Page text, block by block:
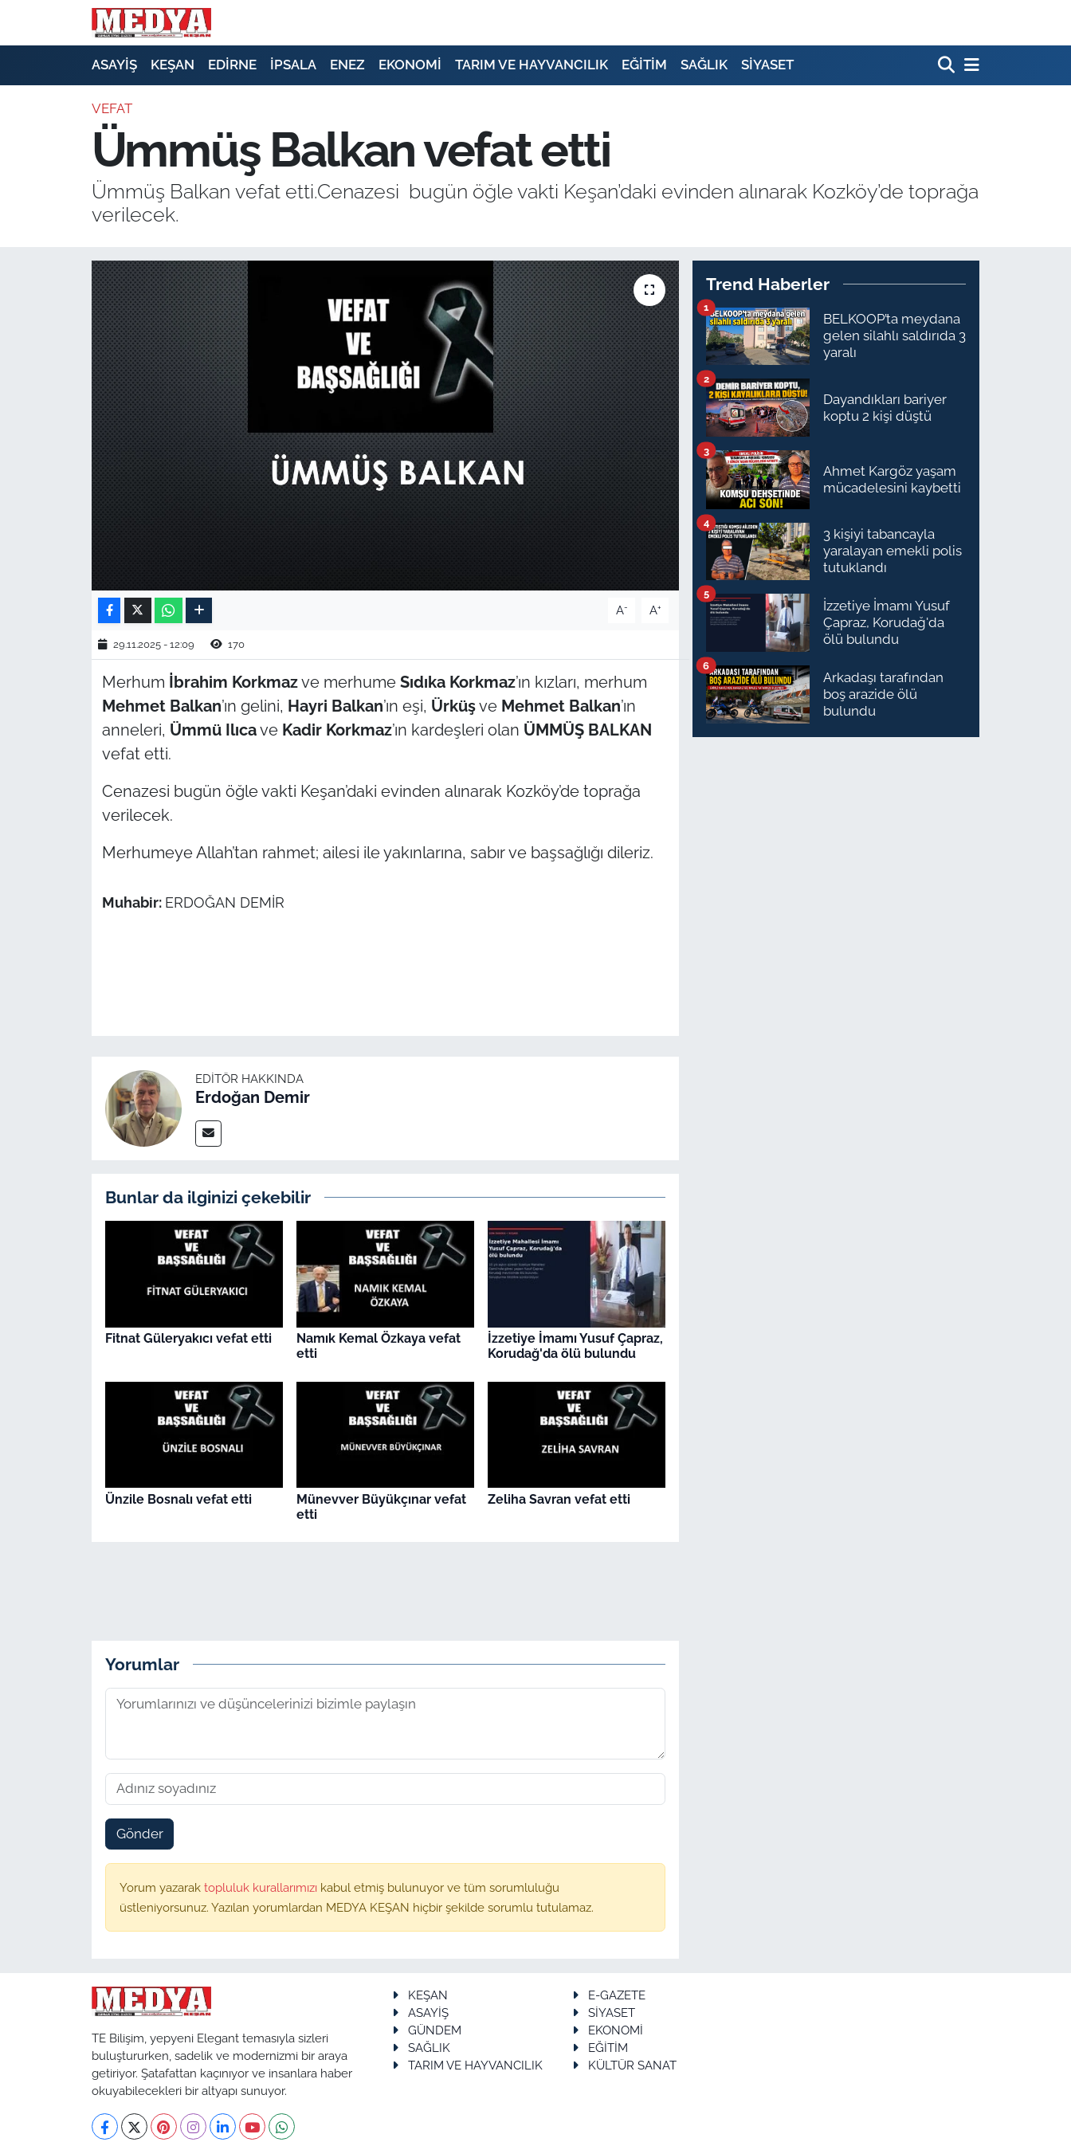
ASAYİŞ KEŞAN EDİRNE İPSALA ENEZ EKONOMİ TARIM VE HAYVANCILIK EĞİTİM SAĞLIK SİYASET
VEFAT
Ümmüş Balkan vefat etti
Ümmüş Balkan vefat etti.Cenazesi bugün öğle vakti Keşan’daki evinden alınarak Kozköy’de toprağa
verilecek.
A- A+
29.11.2025 - 12:09 170
Merhum İbrahim Korkmazve merhume Sıdıka Korkmaz’ın kızları, merhum
Mehmet Balkan’ın gelini, Hayri Balkan’ın eşi, Ürküşve Mehmet Balkan’ın
anneleri, Ümmü Ilıcave Kadir Korkmaz’ın kardeşleri olan ÜMMÜŞ BALKAN
vefat etti.
Cenazesi bugün öğle vakti Keşan’daki evinden alınarak Kozköy’de toprağa
verilecek.
Merhumeye Allah’tan rahmet; ailesi ile yakınlarına, sabır ve başsağlığı dileriz.
Muhabir: ERDOĞAN DEMİR
EDITÖR HAKKINDA
Erdoğan Demir
Bunlar da ilginizi çekebilir
Fitnat Güleryakıcı vefat etti
Namık Kemal Özkaya vefat
etti
İzzetiye İmamı Yusuf Çapraz,
Korudağ'da ölü bulundu
Ünzile Bosnalı vefat etti
Münevver Büyükçınar vefat
etti
Zeliha Savran vefat etti
Yorumlar
Gönder
Yorum yazarak topluluk kurallarımızı kabul etmiş bulunuyor ve tüm sorumluluğu
üstleniyorsunuz. Yazılan yorumlardan MEDYA KEŞAN hiçbir şekilde sorumlu tutulamaz.
Trend Haberler
BELKOOP’ta meydana
gelen silahlı saldırıda 3
yaralı
1
Dayandıkları bariyer
koptu 2 kişi düştü
2
Ahmet Kargöz yaşam
mücadelesini kaybetti
3
3 kişiyi tabancayla
yaralayan emekli polis
tutuklandı
4
İzzetiye İmamı Yusuf
Çapraz, Korudağ'da
ölü bulundu
5
Arkadaşı tarafından
boş arazide ölü
bulundu
6
TE Bilişim, yepyeni Elegant temasıyla sizleri
buluştururken, sadelik ve modernizmi bir araya
getiriyor. Şatafattan kaçınıyor ve insanlara haber
okuyabilecekleri bir altyapı sunuyor.
KEŞAN
E-GAZETE
ASAYİŞ
SİYASET
GÜNDEM
EKONOMİ
SAĞLIK
EĞİTİM
TARIM VE HAYVANCILIK
KÜLTÜR SANAT
E-GAZETE
SİYASET
GÜNDEM
EKONOMİ
SAĞLIK
EĞİTİM
TARIM VE HAYVANCILIK
KÜLTÜR SANAT
RESMİ İLAN
EDİRNE
ÇANAKKALE
TÜRKİYE
Bilim Teknoloji
Canlı Maç